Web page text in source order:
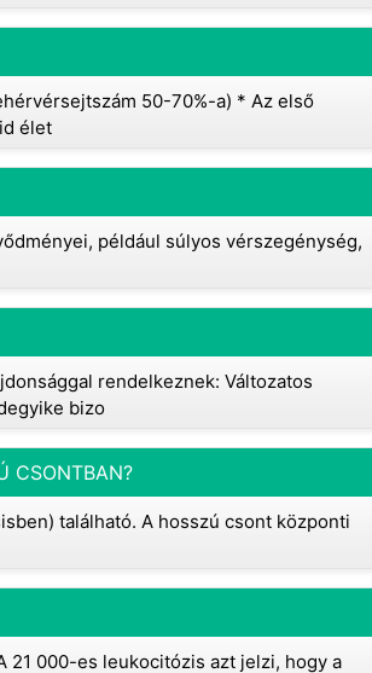
50-70%-a) * Az első
élet
például súlyos vérszegénység,
rendelkeznek: Változatos
bizo
CSONTBAN?
található. A hosszú csont központi
21 000-es leukocitózis azt jelzi, hogy a